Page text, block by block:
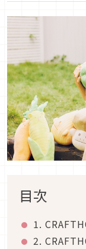
目次
1.
2.